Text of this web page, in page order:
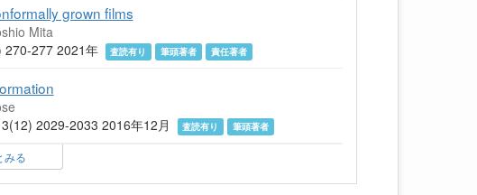
grown films
Mita
270-277 2021年
査読有り 筆頭著者 責任著者
2029-2033 2016年12月
査読有り 筆頭著者
みる